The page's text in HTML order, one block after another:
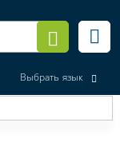
Выбрать язык